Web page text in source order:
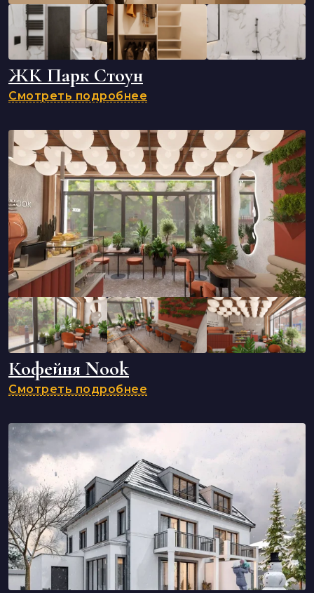
ЖК Парк Стоун
Смотреть подробнее
Кофейня Nook
Смотреть подробнее